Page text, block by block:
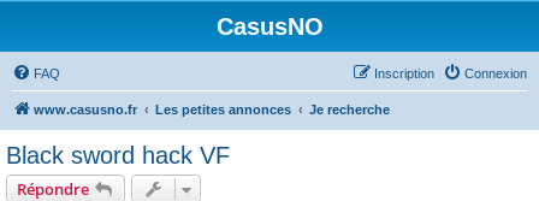
CasusNO
FAQ Connexion
Inscription
www.casusno.fr Les petites annonces Je recherche
Black sword hack VF
Répondre